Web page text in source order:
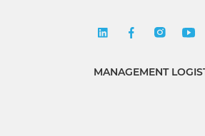
MANAGEMENT